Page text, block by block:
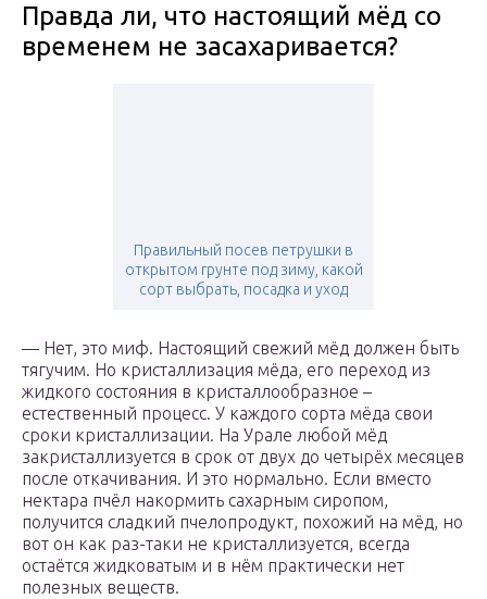
Правда ли, что настоящий мёд со
временем не засахаривается?
Правильный посев петрушки в
открытом грунте под зиму, какой
сорт выбрать, посадка и уход
— Нет, это миф. Настоящий свежий мёд должен быть
тягучим. Но кристаллизация мёда, его переход из
жидкого состояния в кристаллообразное –
естественный процесс. У каждого сорта мёда свои
сроки кристаллизации. На Урале любой мёд
закристаллизуется в срок от двух до четырёх месяцев
после откачивания. И это нормально. Если вместо
нектара пчёл накормить сахарным сиропом,
получится сладкий пчелопродукт, похожий на мёд, но
вот он как раз-таки не кристаллизуется, всегда
остаётся жидковатым и в нём практически нет
полезных веществ.